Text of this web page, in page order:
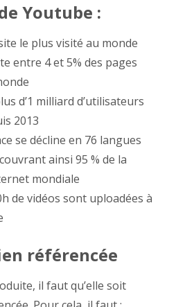
Youtube :
le plus visité au monde
entre 4 et 5% des pages
d’1 milliard d’utilisateurs
2013
se décline en 76 langues
ainsi 95 % de la
mondiale
de vidéos sont uploadées à
référencée
il faut qu’elle soit